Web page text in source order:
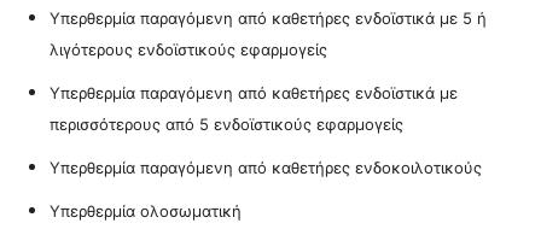
Υπερθερμία παραγόμενη από καθετήρες ενδοϊστικά με 5 ή
λιγότερους ενδοϊστικούς εφαρμογείς
Υπερθερμία παραγόμενη από καθετήρες ενδοϊστικά με
περισσότερους από 5 ενδοϊστικούς εφαρμογείς
Υπερθερμία παραγόμενη από καθετήρες ενδοκοιλοτικούς
Υπερθερμία ολοσωματική